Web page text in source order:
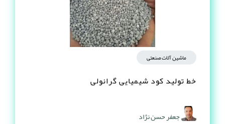
ماشین آلات صنعتی
خط تولید کود شیمیایی گرانولی
جعفر حسن نژاد